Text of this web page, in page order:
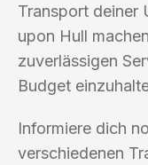
Transport deiner
upon Hull
zuverlässigen
Budget
Informiere dich
verschiedenen